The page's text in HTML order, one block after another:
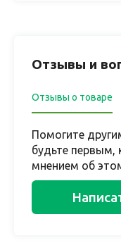
Отзывы и
Отзывы о товаре
Помогите
будьте первым,
мнением об